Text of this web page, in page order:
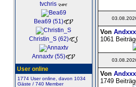
tvchris
Bea69 (51)
Christin_S (62)
Annaxtv (55)
User online
1774 User online, davon 1034
Gäste / 740 Member
Von
1061
Von
1749